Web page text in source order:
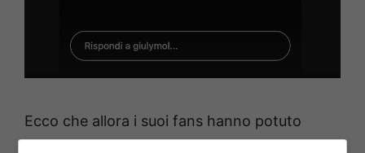
Ecco che allora i suoi fans hanno potuto